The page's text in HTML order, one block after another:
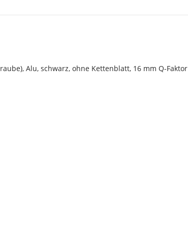
Alu, schwarz, ohne Kettenblatt, 16 mm Q-Faktor